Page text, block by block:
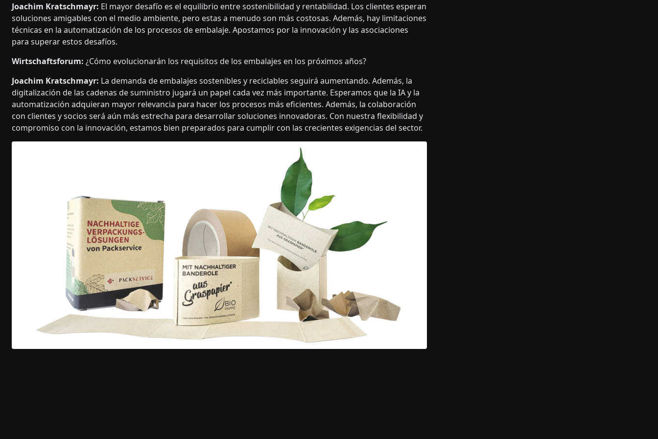
Joachim Kratschmayr: El mayor desafío es el equilibrio entre sostenibilidad y rentabilidad. Los clientes esperan
soluciones amigables con el medio ambiente, pero estas a menudo son más costosas. Además, hay limitaciones
técnicas en la automatización de los procesos de embalaje. Apostamos por la innovación y las asociaciones
para superar estos desafíos.
Wirtschaftsforum: ¿Cómo evolucionarán los requisitos de los embalajes en los próximos años?
Joachim Kratschmayr: La demanda de embalajes sostenibles y reciclables seguirá aumentando. Además, la
digitalización de las cadenas de suministro jugará un papel cada vez más importante. Esperamos que la IA y la
automatización adquieran mayor relevancia para hacer los procesos más eficientes. Además, la colaboración
con clientes y socios será aún más estrecha para desarrollar soluciones innovadoras. Con nuestra flexibilidad y
compromiso con la innovación, estamos bien preparados para cumplir con las crecientes exigencias del sector.